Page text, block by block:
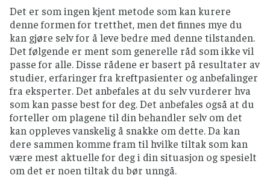
Det er som ingen kjent metode som kan kurere
denne formen for tretthet, men det finnes mye du
kan gjøre selv for å leve bedre med denne tilstanden.
Det følgende er ment som generelle råd som ikke vil
passe for alle. Disse rådene er basert på resultater av
studier, erfaringer fra kreftpasienter og anbefalinger
fra eksperter. Det anbefales at du selv vurderer hva
som kan passe best for deg. Det anbefales også at du
forteller om plagene til din behandler selv om det
kan oppleves vanskelig å snakke om dette. Da kan
dere sammen komme fram til hvilke tiltak som kan
være mest aktuelle for deg i din situasjon og spesielt
om det er noen tiltak du bør unngå.